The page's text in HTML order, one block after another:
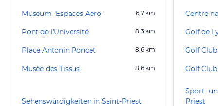
Museum "Espaces Aero" 6,7 km
Pont de l’Université 8,3 km
Place Antonin Poncet 8,6 km
Musée des Tissus 8,6 km
Sehenswürdigkeiten in Saint-Priest
Centre
Golf de
Golf
Sport-
Priest